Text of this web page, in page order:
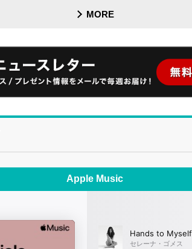
MORE
Apple Music